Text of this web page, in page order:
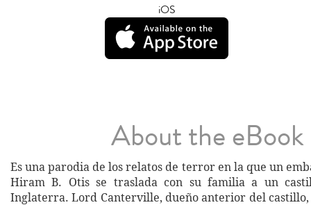
iOS
About the eBook
Es una parodia de los relatos de terror en la que un
Hiram B. Otis se traslada con su familia a un
Inglaterra. Lord Canterville, dueño anterior del castillo,